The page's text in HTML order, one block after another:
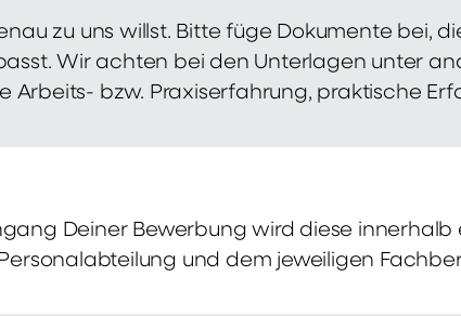
zu uns willst. Bitte füge Dokumente bei,
Wir achten bei den Unterlagen unter
Arbeits- bzw. Praxiserfahrung, praktische
Deiner Bewerbung wird diese
und dem jeweiligen